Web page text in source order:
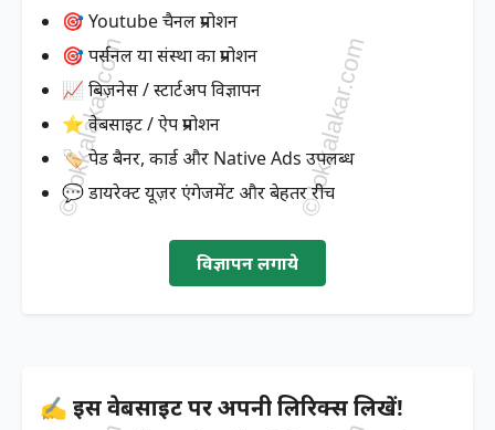
🎯 Youtube चैनल प्रमोशन
🎯 पर्सनल या संस्था का प्रमोशन
📈 बिज़नेस / स्टार्टअप विज्ञापन
⭐ वेबसाइट / ऐप प्रमोशन
🏷️ पेड बैनर, कार्ड और Native Ads उपलब्ध
💬 डायरेक्ट यूज़र एंगेजमेंट और बेहतर रीच
विज्ञापन लगाये
✍️ इस वेबसाइट पर अपनी लिरिक्स लिखें!